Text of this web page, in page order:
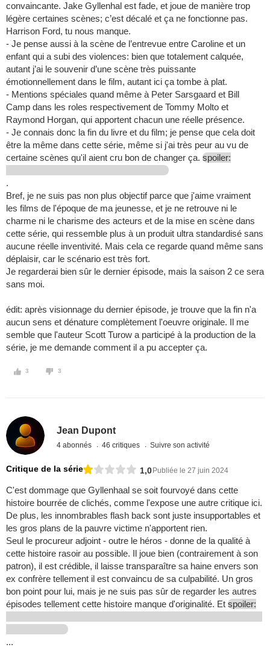
convaincante. Jake Gyllenhal est fade, et joue de manière trop
légère certaines scènes; c’est décalé et ça ne fonctionne pas.
Harrison Ford, tu nous manque.
- Je pense aussi à la scène de l’entrevue entre Caroline et un
enfant qui a subi des violences: bien que totalement calquée,
autant j’ai le souvenir d’une scène très puissante
émotionnellement dans le film, autant ici ça tombe à plat.
- Mentions spéciales quand même à Peter Sarsgaard et Bill
Camp dans les roles respectivement de Tommy Molto et
Raymond Horgan, qui apportent chacun une réelle présence.
- Je connais donc la fin du livre et du film; je pense que cela doit
être la même dans cette série, même si j'ai très peur au vu de
certaine scènes qu'il aient cru bon de changer ça. spoiler:
.
Bref, je ne suis pas non plus objectif parce que j'aime vraiment
les films de l'époque de ma jeunesse, et je ne retrouve ni le
charme ni le charisme des acteurs et de la mise en scène dans
cette série, qui ressemble plus à un produit ultra standardisé sans
aucune réelle inventivité. Mais cela ce regarde quand même sans
déplaisir, car le scénario est très fort.
Je regarderai bien sûr le dernier épisode, mais la saison 2 ce sera
sans moi.
édit: après visionnage du dernier épisode, je trouve que la fin n'a
aucun sens et dénature complètement l'oeuvre originale. Il me
semble que l'auteur Scott Turow a participé à la production de la
série, je me demande comment il a pu accepter ça.
3 3
Jean Dupont
4 abonnés 46 critiques Suivre son activité
Critique de la série 1,0Publiée le 27 juin 2024
C'est dommage que Gyllenhaal se soit fourvoyé dans cette
histoire bourrée de clichés, comme l'expose une autre critique ici.
De plus, les innombrables flash back sont juste insupportables et
les gros plans de la pauvre victime n'apportent rien.
Seul le procureur adjoint - outre le héros - donne de la qualité à
cette histoire rasoir au possible. Il joue bien (contrairement à son
patron), il est crédible, il laisse transparaître sa haine envers son
ex confrère tellement il est convaincu de sa culpabilité. Un gros
bon point pour lui, mais je ne suis pas sûr de regarder les autres
épisodes tellement cette histoire manque d'originalité. Et spoiler:
...